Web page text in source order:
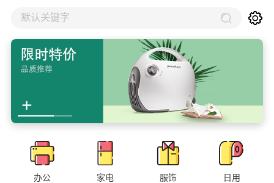
默认关键字
办公 家电 服饰 日用